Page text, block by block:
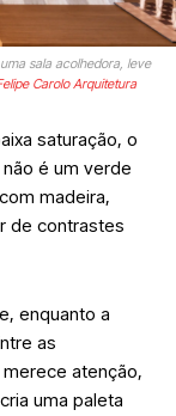
sala acolhedora, leve
Carolo Arquitetura
saturação, o
é um verde
madeira,
de contrastes
enquanto a
as
atenção,
uma paleta